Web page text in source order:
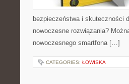
bezpieczeństwa i skuteczności
nowoczesne rozwiązania?
nowoczesnego smartfona […]
CATEGORIES: ŁOWISKA